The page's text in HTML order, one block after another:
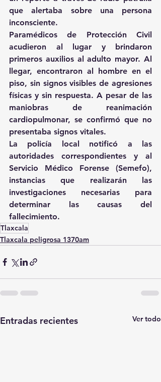
que alertaba sobre una persona
inconsciente.
Paramédicos de Protección Civil
acudieron al lugar y brindaron
primeros auxilios al adulto mayor. Al
llegar, encontraron al hombre en el
piso, sin signos visibles de agresiones
físicas y sin respuesta. A pesar de las
maniobras de reanimación
cardiopulmonar, se confirmó que no
presentaba signos vitales.
La policía local notificó a las
autoridades correspondientes y al
Servicio Médico Forense (Semefo),
instancias que realizarán las
investigaciones necesarias para
determinar las causas del
fallecimiento.
Tlaxcala
Tlaxcala peligrosa 1370am
Entradas recientes Ver todo